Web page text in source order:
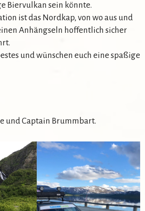
Biervulkan sein könnte.
ist das Nordkap, von wo aus und
Anhängseln hoffentlich sicher
und wünschen euch eine spaßige
und Captain Brummbart.